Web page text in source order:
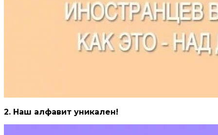
2. Наш алфавит уникален!